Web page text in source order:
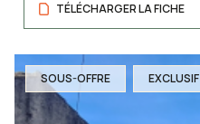
TÉLÉCHARGER LA FICHE
SOUS-OFFRE EXCLUSIF